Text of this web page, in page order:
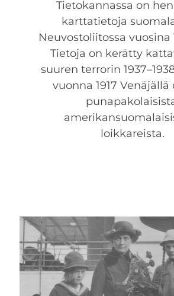
Tietokannassa on
karttatietoja
Neuvostoliitossa vuosina
Tietoja on kerätty
suuren terrorin
vuonna 1917 Venäjällä
loikkareista.